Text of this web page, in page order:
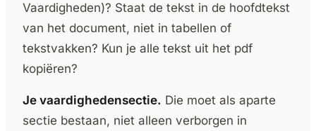
Vaardigheden)? Staat de tekst in de hoofdtekst
van het document, niet in tabellen of
tekstvakken? Kun je alle tekst uit het pdf
kopiëren?
Je vaardighedensectie. Die moet als aparte
sectie bestaan, niet alleen verborgen in